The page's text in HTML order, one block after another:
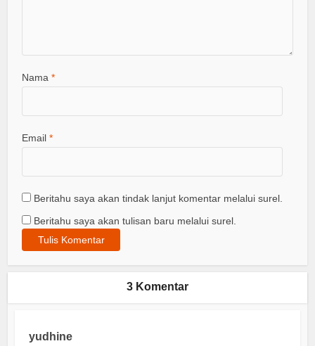
Nama*
Email*
Beritahu saya akan tindak lanjut komentar melalui surel.
Beritahu saya akan tulisan baru melalui surel.
3 Komentar
yudhine